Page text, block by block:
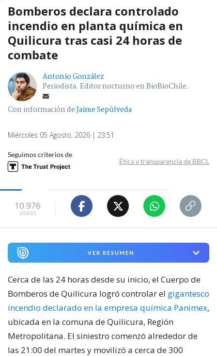
Bomberos declara controlado
incendio en planta química en
Quilicura tras casi 24 horas de
combate
Antonio González
Periodista. Editor nocturno en BioBioChile.
Con información deJaime Sepúlveda
Miércoles 05 Agosto, 2026 | 23:51
Seguimos criterios de
Ética y transparencia de BBCL
10.976
visitas
VER RESUMEN
Cerca de las 24 horas desde su inicio, el Cuerpo de
Bomberos de Quilicura logró controlar el gigantesco
incendio declarado en la empresa química Panimex,
ubicada en la comuna de Quilicura, Región
Metropolitana. El siniestro comenzó alrededor de
las 21:00 del martes y movilizó a cerca de 300